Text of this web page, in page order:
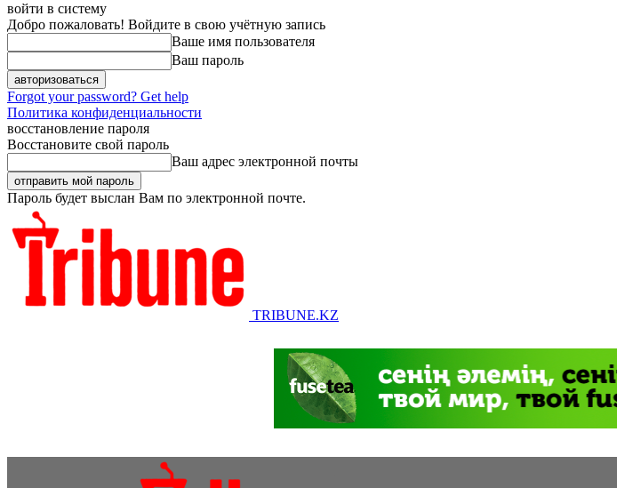
войти в систему
Добро пожаловать! Войдите в свою учётную запись
Ваше имя пользователя
Ваш пароль
Forgot your password? Get help
Политика конфиденциальности
восстановление пароля
Восстановите свой пароль
Ваш адрес электронной почты
Пароль будет выслан Вам по электронной почте.
TRIBUNE.KZ